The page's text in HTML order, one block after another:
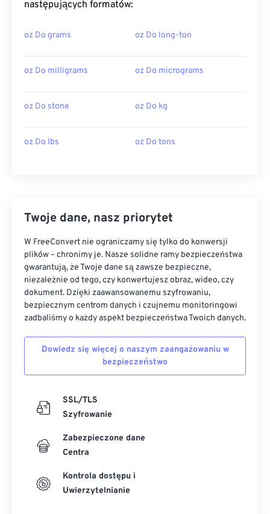
następujących formatów:
oz Do grams oz Do long-ton
oz Do milligrams oz Do micrograms
oz Do stone oz Do kg
oz Do lbs oz Do tons
Twoje dane, nasz priorytet
W FreeConvert nie ograniczamy się tylko do konwersji
plików – chronimy je. Nasze solidne ramy bezpieczeństwa
gwarantują, że Twoje dane są zawsze bezpieczne,
niezależnie od tego, czy konwertujesz obraz, wideo, czy
dokument. Dzięki zaawansowanemu szyfrowaniu,
bezpiecznym centrom danych i czujnemu monitoringowi
zadbaliśmy o każdy aspekt bezpieczeństwa Twoich danych.
Dowiedz się więcej o naszym zaangażowaniu w
bezpieczeństwo
SSL/TLS
Szyfrowanie
Zabezpieczone dane
Centra
Kontrola dostępu i
Uwierzytelnianie